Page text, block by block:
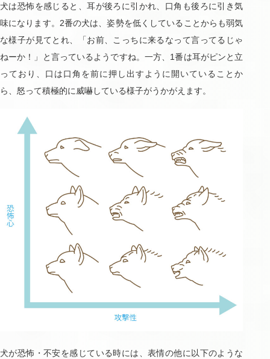
犬は恐怖を感じると、耳が後ろに引かれ、口角も後ろに引き気
味になります。2番の犬は、姿勢を低くしていることからも弱気
な様子が見てとれ、「お前、こっちに来るなって言ってるじゃ
ねーか！」と言っているようですね。一方、1番は耳がピンと立
っており、口は口角を前に押し出すように開いていることか
ら、怒って積極的に威嚇している様子がうかがえます。
犬が恐怖・不安を感じている時には、表情の他に以下のような